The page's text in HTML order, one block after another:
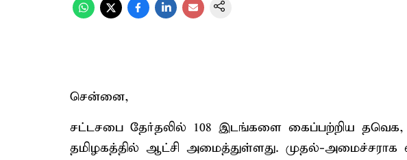
சென்னை,
சட்டசபை தேர்தலில் 108 இடங்களை கைப்பற்றிய தவெக,
தமிழகத்தில் ஆட்சி அமைத்துள்ளது. முதல்-அமைச்சராக